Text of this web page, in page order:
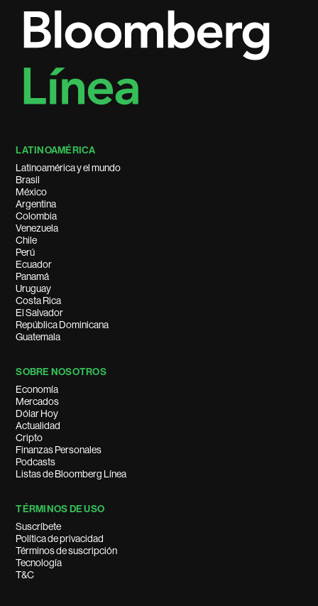
LATINOAMÉRICA
Latinoamérica y el mundo
Brasil
México
Argentina
Colombia
Venezuela
Chile
Perú
Ecuador
Panamá
Uruguay
Costa Rica
El Salvador
República Dominicana
Guatemala
SOBRE NOSOTROS
Economía
Mercados
Dólar Hoy
Actualidad
Cripto
Finanzas Personales
Podcasts
Listas de Bloomberg Línea
TÉRMINOS DE USO
Suscríbete
Política de privacidad
Términos de suscripción
Tecnología
T&C